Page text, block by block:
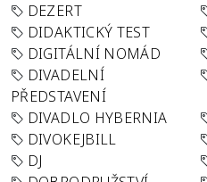
DEZERT
DIDAKTICKÝ TEST
DIGITÁLNÍ NOMÁD
DIVADELNÍ
PŘEDSTAVENÍ
DIVADLO HYBERNIA
DIVOKEJBILL
DJ